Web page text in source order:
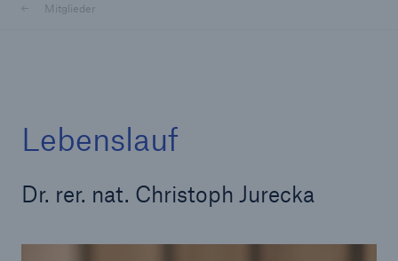
Mitglieder
Lebenslauf
Dr. rer. nat. Christoph Jurecka